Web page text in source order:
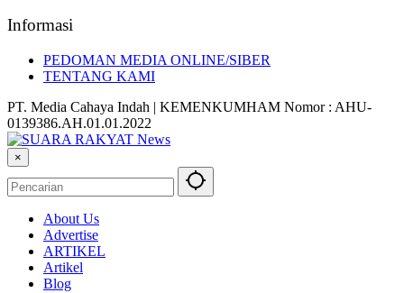
Informasi
PEDOMAN MEDIA ONLINE/SIBER
TENTANG KAMI
PT. Media Cahaya Indah | KEMENKUMHAM Nomor : AHU-
0139386.AH.01.01.2022
×
About Us
Advertise
ARTIKEL
Artikel
Blog